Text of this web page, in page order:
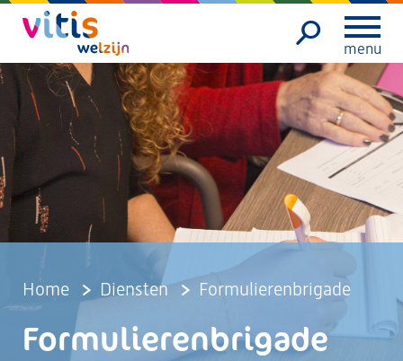
menu
Home Diensten Formulierenbrigade
Formulierenbrigade